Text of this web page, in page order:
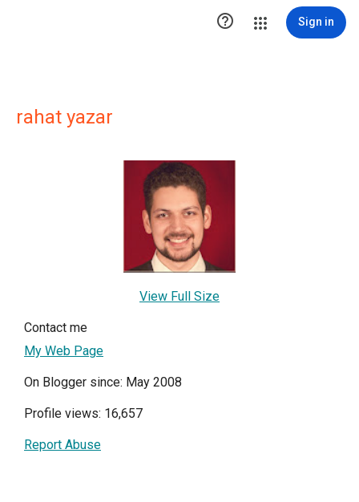
 Sign in
rahat yazar
View Full Size
Contact me
My Web Page
On Blogger since: May 2008
Profile views: 16,657
Report Abuse